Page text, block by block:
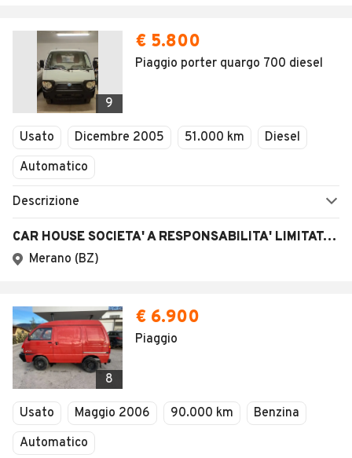
9
€ 5.800
Piaggio porter quargo 700 diesel
Usato Dicembre 2005 51.000 km
Diesel
Automatico
Descrizione
CAR HOUSE SOCIETA' A RESPONSABILITA' LIMITATA SEMP
Merano (BZ)
8
€ 6.900
Piaggio
Usato Maggio 2006 90.000 km
Benzina
Automatico